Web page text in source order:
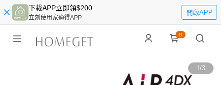
下載APP立即領$200
立刻使用家適得APP
開啟APP
0
1/3